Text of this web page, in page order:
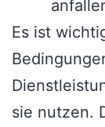
Es ist
sie nutzen.